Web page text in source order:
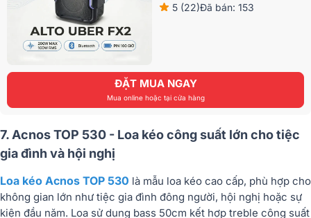
5 (22)Đã bán: 153
ĐẶT MUA NGAY
Mua online hoặc tại cửa hàng
7. Acnos TOP 530 - Loa kéo công suất lớn cho tiệc
gia đình và hội nghị
Loa kéo Acnos TOP 530 là mẫu loa kéo cao cấp, phù hợp cho
không gian lớn như tiệc gia đình đông người, hội nghị hoặc sự
kiện đầu năm. Loa sử dụng bass 50cm kết hợp treble công suất